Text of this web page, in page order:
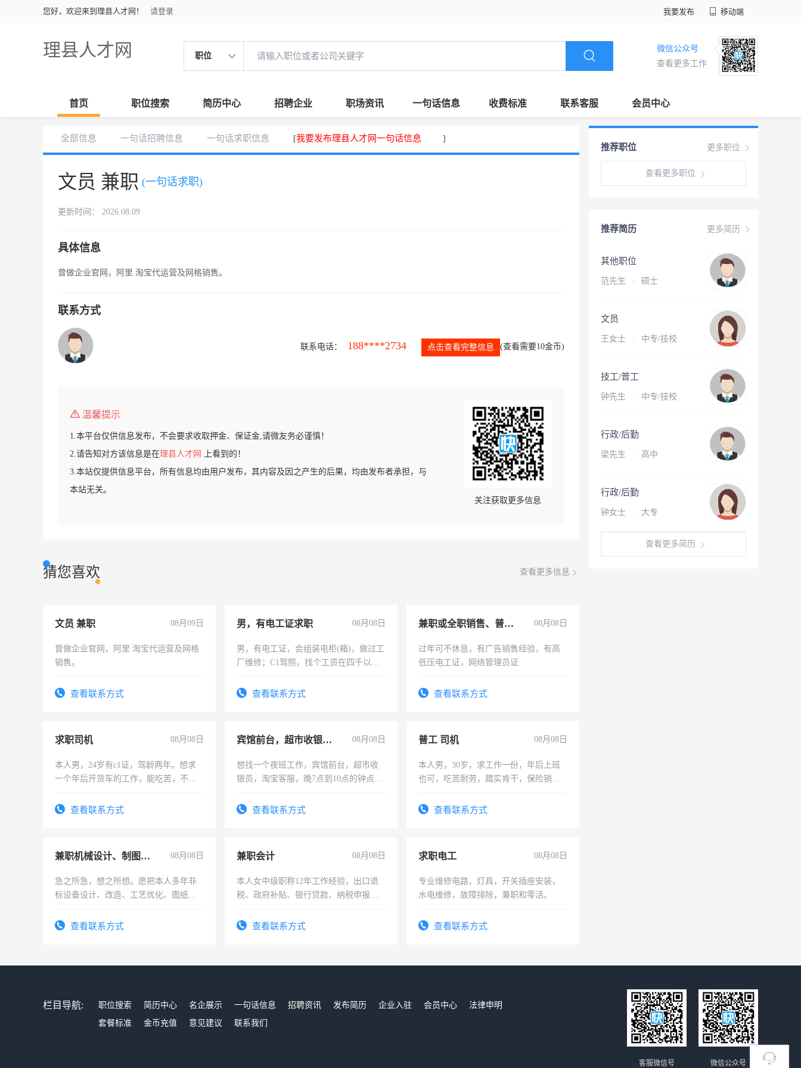
您好，欢迎来到理县人才网！ 请登录 我要发布 移动端
理县人才网 职位
微信公众号
查看更多工作
首页 职位搜索 简历中心 招聘企业 职场资讯 一句话信息 收费标准 联系客服 会员中心
全部信息 一句话招聘信息 一句话求职信息 [我要发布理县人才网一句话信息 ]
文员 兼职 (一句话求职)
更新时间： 2026.08.09
具体信息
曾做企业官网，阿里 淘宝代运营及网格销售。
联系方式
联系电话： 188****2734 点击查看完整信息 (查看需要10金币)
温馨提示
1.本平台仅供信息发布，不会要求收取押金、保证金,请微友务必谨慎！
2.请告知对方该信息是在理县人才网
上看到的！
3.本站仅提供信息平台，所有信息均由用户发布，其内容及因之产生的后果，均由发布者承担，与
本站无关。
关注获取更多信息
猜您喜欢 查看更多信息
文员 兼职 08月09日
曾做企业官网，阿里 淘宝代运营及网格
销售。
查看联系方式
男，有电工证求职 08月08日
男，有电工证，会组装电柜(箱)，做过工
厂维修；C1驾照，找个工资在四千以
电话查看联系方式
兼职或全职销售、普工、维修 08月08日
过年可不休息，有广告销售经验，有高
低压电工证，网络管理员证
查看联系方式
求职司机 08月08日
本人男，24岁有c1证，驾龄两年。想求
一个年后开货车的工作，能吃苦，不怕
查看联系方式
宾馆前台，超市收银员，淘宝客服 08月08日
想找一个夜班工作，宾馆前台，超市收
银员，淘宝客服，晚7点到10点的钟点
号同微信查看联系方式
普工 司机 08月08日
本人男，30岁，求工作一份，年后上班
也可，吃苦耐劳，踏实肯干，保险销售
查看联系方式
兼职机械设计、制图、设备改造 08月08日
急之所急，想之所想。愿把本人多年非
标设备设计、改造、工艺优化、图纸制
结识有识之士，共享未来。
查看联系方式
兼职会计 08月08日
本人女中级职称12年工作经验，出口退
税、政府补贴、银行贷款、纳税申报、
务，财务咨询等业务。欲求兼职会计工
查看联系方式
求职电工 08月08日
专业维修电路，灯具，开关插座安装，
水电维修，故障排除，兼职和零活。
查看联系方式
更多职位
推荐职位
查看更多职位
更多简历
推荐简历
其他职位
范先生 · 硕士
文员
王女士 · 中专/技校
技工/普工
钟先生 · 中专/技校
行政/后勤
梁先生 · 高中
行政/后勤
钟女士 · 大专
查看更多简历
栏目导航: 职位搜索 简历中心 名企展示 一句话信息 招聘资讯 发布简历 企业入驻 会员中心
法律申明
套餐标准
金币充值 意见建议 联系我们
微信公众号
客服微信号